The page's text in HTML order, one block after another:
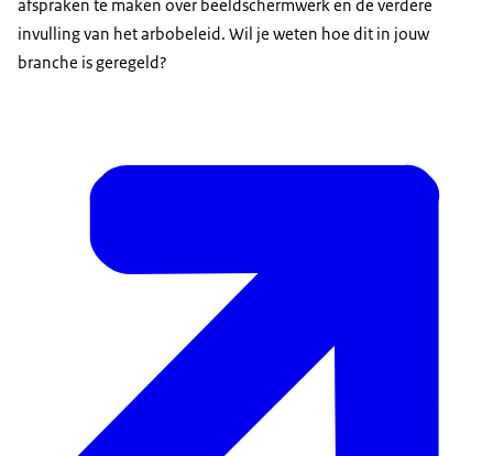
afspraken te maken over beeldschermwerk en de verdere
invulling van het arbobeleid. Wil je weten hoe dit in jouw
branche is geregeld?